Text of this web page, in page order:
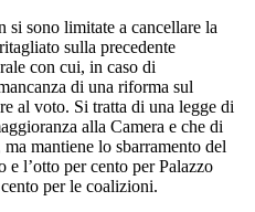
si sono limitate a cancellare la
sulla precedente
con cui, in caso di
di una riforma sul
al voto. Si tratta di una legge di
alla Camera e che di
mantiene lo sbarramento del
l’otto per cento per Palazzo
per le coalizioni.